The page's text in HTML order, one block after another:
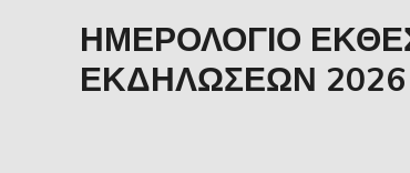
ΗΜΕΡΟΛΟΓΙΟ
ΕΚΔΗΛΩΣΕΩΝ 2026